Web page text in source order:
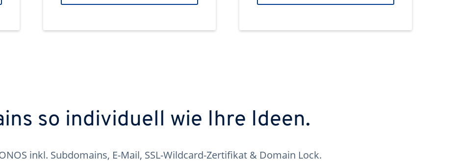
so individuell wie Ihre Ideen.
inkl. Subdomains, E-Mail, SSL-Wildcard-Zertifikat & Domain Lock.